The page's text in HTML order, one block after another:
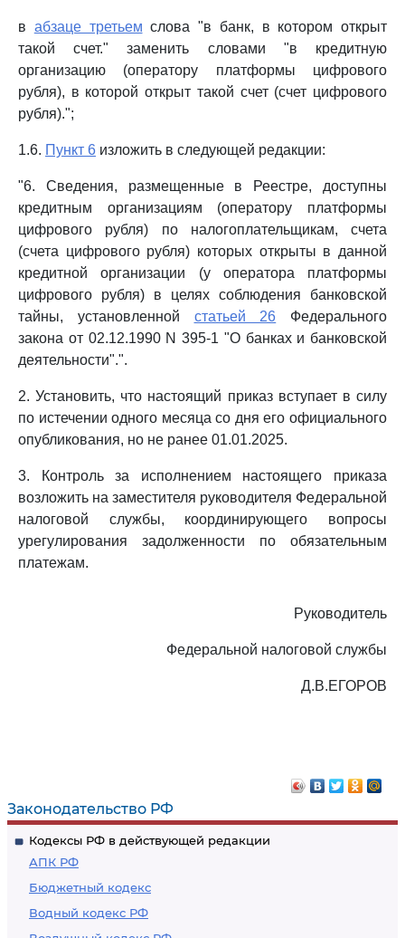
Законодательство РФ
Кодексы РФ в действующей редакции
АПК РФ
Бюджетный кодекс
Водный кодекс РФ
в абзаце третьем слова "в банк, в котором открыт
такой счет." заменить словами "в кредитную
организацию (оператору платформы цифрового
рубля), в которой открыт такой счет (счет цифрового
рубля).";
1.6. Пункт 6 изложить в следующей редакции:
"6. Сведения, размещенные в Реестре, доступны
кредитным организациям (оператору платформы
цифрового рубля) по налогоплательщикам, счета
(счета цифрового рубля) которых открыты в данной
кредитной организации (у оператора платформы
цифрового рубля) в целях соблюдения банковской
тайны, установленной статьей 26 Федерального
закона от 02.12.1990 N 395-1 "О банках и банковской
деятельности".".
2. Установить, что настоящий приказ вступает в силу
по истечении одного месяца со дня его официального
опубликования, но не ранее 01.01.2025.
3. Контроль за исполнением настоящего приказа
возложить на заместителя руководителя Федеральной
налоговой службы, координирующего вопросы
урегулирования задолженности по обязательным
платежам.
Руководитель
Федеральной налоговой службы
Д.В.ЕГОРОВ